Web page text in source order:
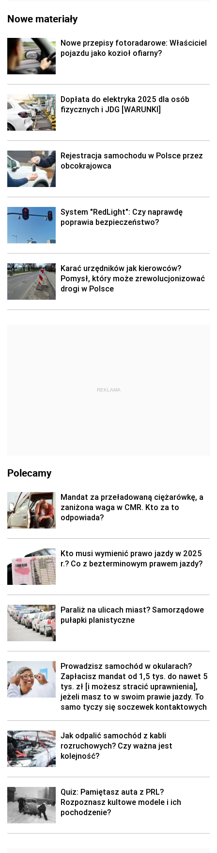
Nowe materiały
Nowe przepisy fotoradarowe: Właściciel
pojazdu jako kozioł ofiarny?
Dopłata do elektryka 2025 dla osób
fizycznych i JDG [WARUNKI]
Rejestracja samochodu w Polsce przez
obcokrajowca
System "RedLight": Czy naprawdę
poprawia bezpieczeństwo?
Karać urzędników jak kierowców?
Pomysł, który może zrewolucjonizować
drogi w Polsce
REKLAMA
Polecamy
Mandat za przeładowaną ciężarówkę, a
zaniżona waga w CMR. Kto za to
odpowiada?
Kto musi wymienić prawo jazdy w 2025
r.? Co z bezterminowym prawem jazdy?
Paraliż na ulicach miast? Samorządowe
pułapki planistyczne
Prowadzisz samochód w okularach?
Zapłacisz mandat od 1,5 tys. do nawet 5
tys. zł [i możesz stracić uprawnienia],
jeżeli masz to w swoim prawie jazdy. To
samo tyczy się soczewek kontaktowych
Jak odpalić samochód z kabli
rozruchowych? Czy ważna jest
kolejność?
Quiz: Pamiętasz auta z PRL?
Rozpoznasz kultowe modele i ich
pochodzenie?